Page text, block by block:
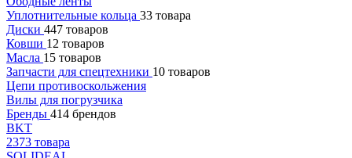
Уплотнительные кольца 33 товара
Диски 447 товаров
Ковши 12 товаров
Масла 15 товаров
Запчасти для спецтехники 10 товаров
Цепи противоскольжения
Вилы для погрузчика
Бренды 414 брендов
BKT
2373 товара